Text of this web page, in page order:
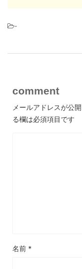
-
comment
メールアドレスが公
る欄は必須項目です
名前 *